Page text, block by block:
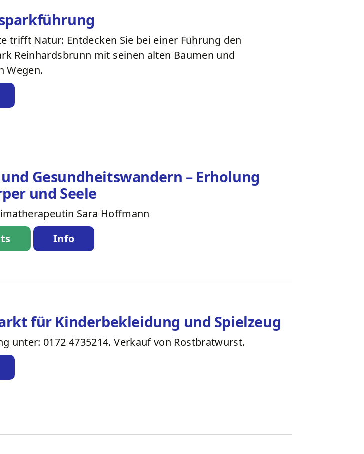
trifft Natur: Entdecken Sie bei einer Führung den
Reinhardsbrunn mit seinen alten Bäumen und
Wegen.
Gesundheitswandern – Erholung
und Seele
Sara Hoffmann
Info
für Kinderbekleidung und Spielzeug
unter: 0172 4735214. Verkauf von Rostbratwurst.